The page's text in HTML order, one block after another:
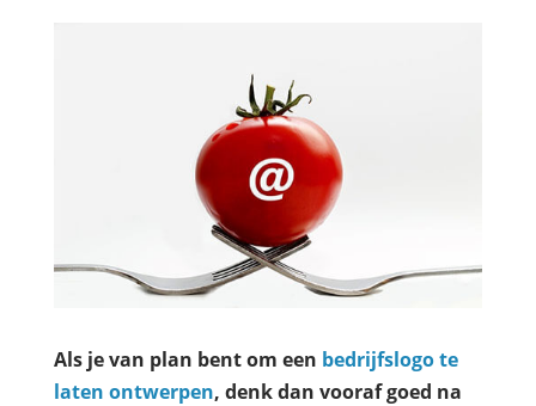
Als je van plan bent om een bedrijfslogo te
laten ontwerpen, denk dan vooraf goed na